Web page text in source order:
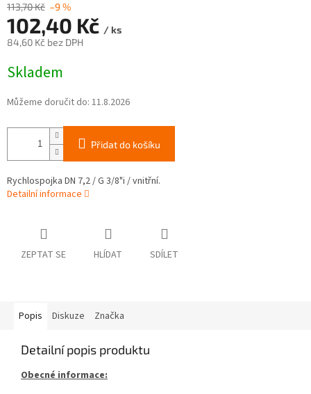
113,70 Kč –9 %
102,40 Kč / ks
84,60 Kč bez DPH
cena:
Skladem
Můžeme doručit do: 11.8.2026
Přidat do košíku
Rychlospojka DN 7,2 / G 3/8"i / vnitřní.
Detailní informace
ZEPTAT SE HLÍDAT SDÍLET
Popis Diskuze Značka
Detailní popis produktu
Obecné informace: